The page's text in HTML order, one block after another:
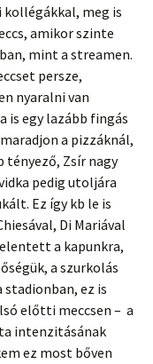
kollégákkal, meg is
amikor szinte
mint a streamen.
persze,
nyaralni van
egy lazább fingás
a pizzáknál,
tényező, Zsír nagy
pedig utoljára
Ez így kb le is
Di Mariával
a kapunkra,
a szurkolás
ez is
előtti meccsen – a
intenzitásának
ez most bőven